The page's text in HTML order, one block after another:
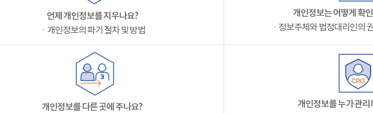
언제 개인정보를 지우나요?
ㆍ개인정보의 파기 절차 및 방법
개인정보는 어떻게 확
ㆍ정보주체와 법정대리인의
개인정보를 다른 곳에 주나요?
개인정보를 누가 관리